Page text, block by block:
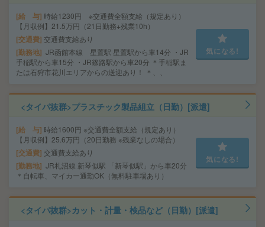
給 与 時給1230円 ※交通費全額支給（規定あり）
【月収例】21.5万円（21日勤務+残業10h）
交通費 交通費支給あり
勤務地 JR函館本線 星置駅 星置駅から車14分 ・JR
手稲駅から車15分 ・JR篠路駅から車20分 ＊手稲駅ま
たは石狩市花川エリアからの送迎あり！ ＊、、
気になる!
<タイパ抜群>プラスチック製品組立（日勤）[派遣]
給 与 時給1600円 ※交通費全額支給（規定あり）
【月収例】25.6万円（20日勤務 ※残業なしの場合）
交通費 交通費支給あり
勤務地 JR札沼線 新琴似駅 「新琴似駅」から車20分
＊自転車、マイカー通勤OK（無料駐車場あり）
気になる!
<タイパ抜群>カット・計量・検品など（日勤）[派遣]